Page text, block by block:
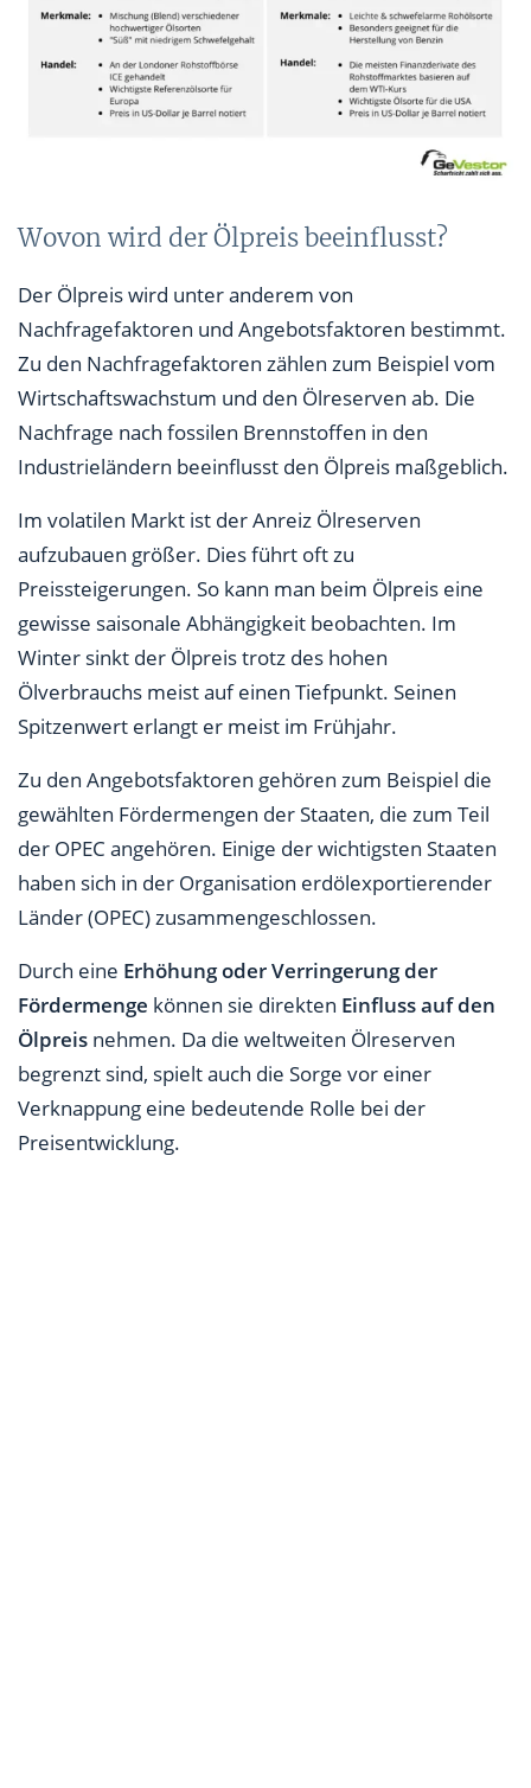
Wovon wird der Ölpreis beeinflusst?
Der Ölpreis wird unter anderem von
Nachfragefaktoren und Angebotsfaktoren bestimmt.
Zu den Nachfragefaktoren zählen zum Beispiel vom
Wirtschaftswachstum und den Ölreserven ab. Die
Nachfrage nach fossilen Brennstoffen in den
Industrieländern beeinflusst den Ölpreis maßgeblich.
Im volatilen Markt ist der Anreiz Ölreserven
aufzubauen größer. Dies führt oft zu
Preissteigerungen. So kann man beim Ölpreis eine
gewisse saisonale Abhängigkeit beobachten. Im
Winter sinkt der Ölpreis trotz des hohen
Ölverbrauchs meist auf einen Tiefpunkt. Seinen
Spitzenwert erlangt er meist im Frühjahr.
Zu den Angebotsfaktoren gehören zum Beispiel die
gewählten Fördermengen der Staaten, die zum Teil
der OPEC angehören. Einige der wichtigsten Staaten
haben sich in der Organisation erdölexportierender
Länder (OPEC) zusammengeschlossen.
Durch eine Erhöhung oder Verringerung der
Fördermenge können sie direkten Einfluss auf den
Ölpreis nehmen. Da die weltweiten Ölreserven
begrenzt sind, spielt auch die Sorge vor einer
Verknappung eine bedeutende Rolle bei der
Preisentwicklung.